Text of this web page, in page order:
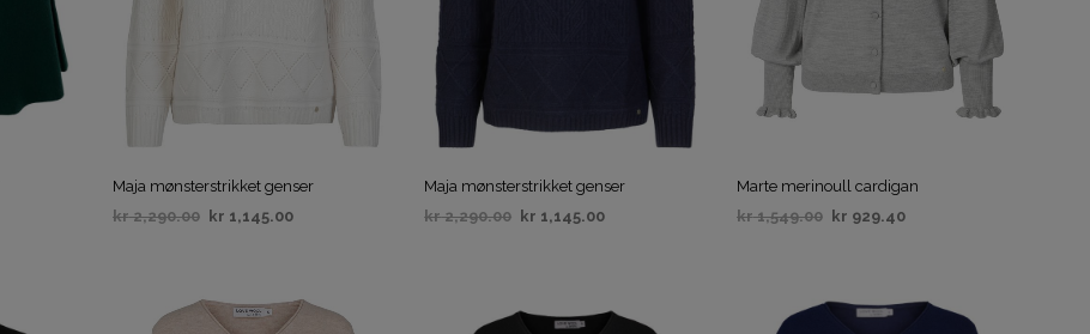
Maja mønsterstrikket genser
kr2,290.00 kr 1,145.00
Maja mønsterstrikket genser
kr2,290.00 kr 1,145.00
Marte merinoull cardigan
kr1,549.00 kr 929.40